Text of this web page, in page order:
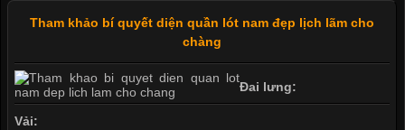
Tham khảo bí quyết diện quần lót nam đẹp lịch lãm cho
chàng
Đai lưng:
Vải: